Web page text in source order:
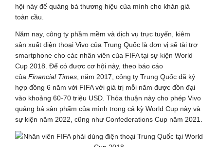
hội này để quảng bá thương hiệu của mình cho khán giả
toàn cầu.
Năm nay, công ty phầm mềm và dịch vụ trực tuyến, kiêm
sản xuất điện thoại Vivo của Trung Quốc là đơn vị sẽ tài trợ
smartphone cho các nhân viên của FIFA tại sự kiện World
Cup 2018. Để có được cơ hội này, theo báo cáo
củaFinancial Times , năm 2017, công ty Trung Quốc đã ký
hợp đồng 6 năm với FIFA với giá trị mỗi năm được đồn đại
vào khoảng 60-70 triệu USD. Thỏa thuận này cho phép Vivo
quảng bá sản phẩm của mình trong cả kỳ World Cup này và
sự kiện năm 2022, cũng như Confederations Cup năm 2021.